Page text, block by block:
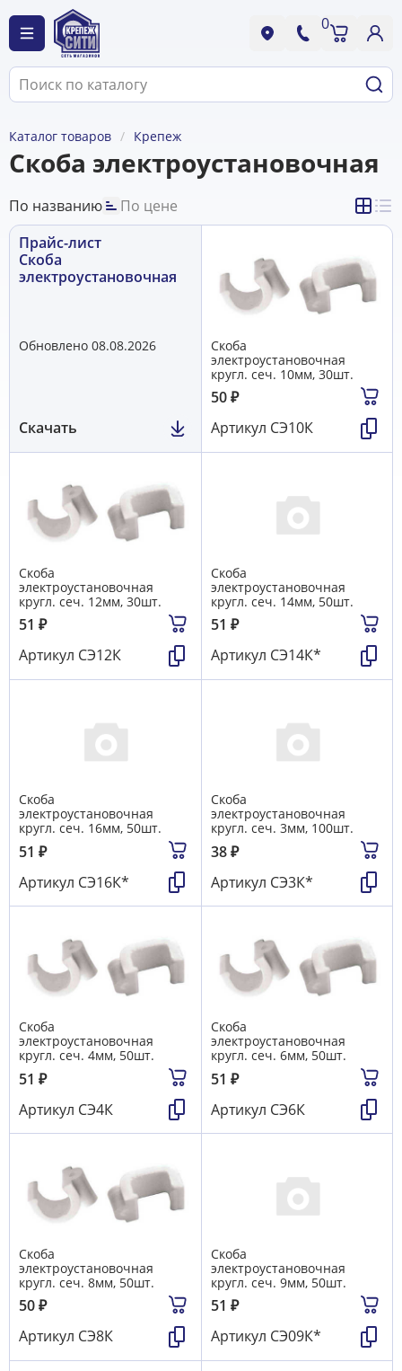
0
Каталог товаров Крепеж
Скоба электроустановочная
По названию
По цене
Прайс-лист
Скоба
электроустановочная
Обновлено 08.08.2026
Скачать
Скоба
электроустановочная
кругл. сеч. 10мм, 30шт.
50₽
Артикул СЭ10К
Скоба
электроустановочная
кругл. сеч. 12мм, 30шт.
51 ₽
Артикул СЭ12К
Скоба
электроустановочная
кругл. сеч. 14мм, 50шт.
51 ₽
Артикул СЭ14К*
Скоба
электроустановочная
кругл. сеч. 16мм, 50шт.
51 ₽
Артикул СЭ16К*
Скоба
электроустановочная
кругл. сеч. 3мм, 100шт.
38₽
Артикул СЭ3К*
Скоба
электроустановочная
кругл. сеч. 4мм, 50шт.
51 ₽
Артикул СЭ4К
Скоба
электроустановочная
кругл. сеч. 6мм, 50шт.
51 ₽
Артикул СЭ6К
Скоба
электроустановочная
кругл. сеч. 8мм, 50шт.
50₽
Артикул СЭ8К
Скоба
электроустановочная
кругл. сеч. 9мм, 50шт.
51 ₽
Артикул СЭ09К*